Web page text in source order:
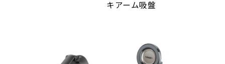
キアーム吸盤